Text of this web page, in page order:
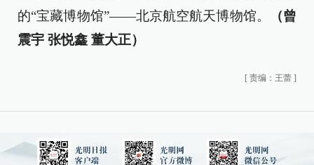
的“宝藏博物馆”——北京航空航天博物馆。
（曾
震宇 张悦鑫 董大正）
[ 责编：王蕾 ]